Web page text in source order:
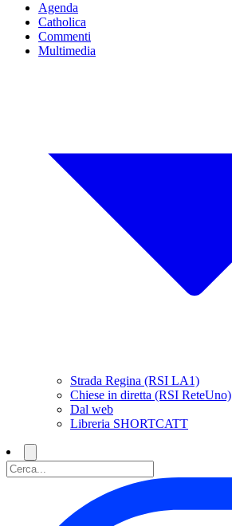
Agenda
Catholica
Commenti
Multimedia
Strada Regina (RSI LA1)
Chiese in diretta (RSI ReteUno)
Dal web
Libreria SHORTCATT